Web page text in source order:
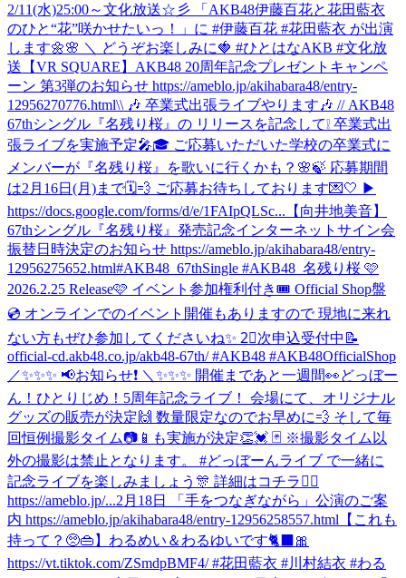
2/11(水)25:00～文化放送☆彡 「AKB48伊藤百花と花田藍衣
のひと“花”咲かせたいっ！」に #伊藤百花 #花田藍衣 が出演
します🌼🌸 ＼ どうぞお楽しみに🍓 #ひとはなAKB #文化放
送 【VR SQUARE】AKB48 20周年記念プレゼントキャンペ
ーン 第3弾のお知らせ https://ameblo.jp/akihabara48/entry-
12956270776.html\\ 🎶 卒業式出張ライブやります🎶 // AKB48
67thシングル『名残り桜』の リリースを記念して❕ 卒業式出
張ライブを実施予定🎤🎓 ご応募いただいた学校の卒業式に
メンバーが『名残り桜』を歌いに行くかも？🌸🍃 応募期間
は2月16日(月)まで🗓️💨 ご応募お待ちしております💌🤍 ▶︎
https://docs.google.com/forms/d/e/1FAIpQLSc... 【向井地美音】
67thシングル『名残り桜』発売記念インターネットサイン会
振替日時決定のお知らせ https://ameblo.jp/akihabara48/entry-
12956275652.html#AKB48_67thSingle #AKB48_名残り桜 🩷
2026.2.25 Release🩷 イベント参加権利付き🎟️ Official Shop盤
💿 オンラインでのイベント開催もありますので 現地に来れ
ない方もぜひ参加してくださいね✨ 2⃣次申込受付中📝
official-cd.akb48.co.jp/akb48-67th/ #AKB48 #AKB48OfficialShop
／✨✨✨ 📢お知らせ❗️ ＼✨✨✨ 開催まであと一週間👀どっぼー
ん！ひとりじめ！5周年記念ライブ！ 会場にて、オリジナル
グッズの販売が決定🙌 数量限定なのでお早めに💨 そして毎
回恒例撮影タイム📷📱も実施が決定👏💓 🃏 ※撮影タイム以
外の撮影は禁止となります。 #どっぼーんライブ で一緒に
記念ライブを楽しみましょう🎊 詳細はコチラ💁‍♀️
https://ameblo.jp/...2月18日 「手をつなぎながら」公演のご案
内 https://ameblo.jp/akihabara48/entry-12956258557.html 【これも
持って？🥺👜】わるめい＆わるゆいです🐈‍⬛🎀
https://vt.tiktok.com/ZSmdpBMF4/ #花田藍衣 #川村結衣 #わる